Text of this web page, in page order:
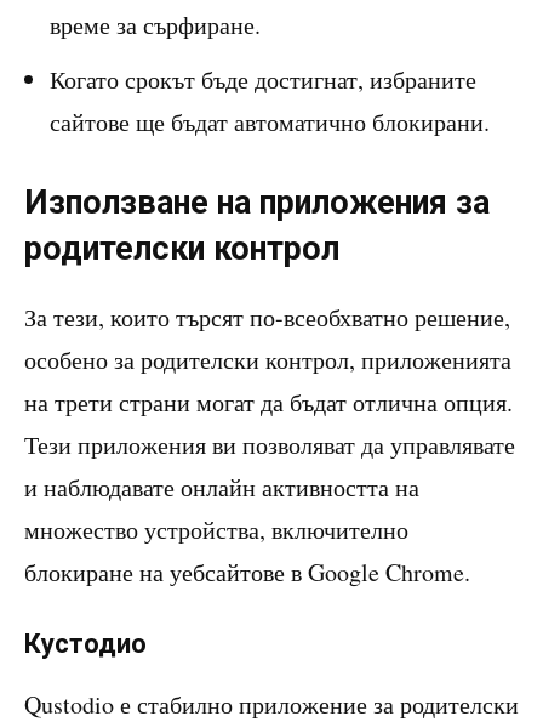
време за сърфиране.
Когато срокът бъде достигнат, избраните
сайтове ще бъдат автоматично блокирани.
Използване на приложения за
родителски контрол
За тези, които търсят по-всеобхватно решение,
особено за родителски контрол, приложенията
на трети страни могат да бъдат отлична опция.
Тези приложения ви позволяват да управлявате
и наблюдавате онлайн активността на
множество устройства, включително
блокиране на уебсайтове в Google Chrome.
Кустодио
Qustodio е стабилно приложение за родителски